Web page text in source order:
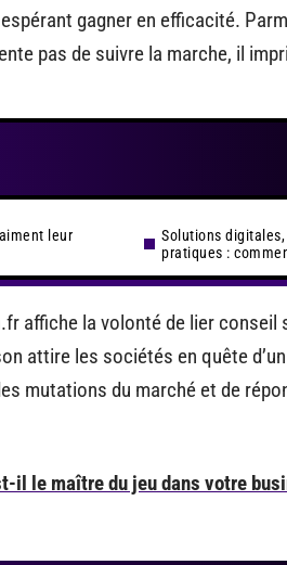
gagner en efficacité.
pas de suivre la marche, il
leur
Solutions
pratiques :
affiche la volonté de lier
attire les sociétés en quête
mutations du marché et de
il le maître du jeu dans votre